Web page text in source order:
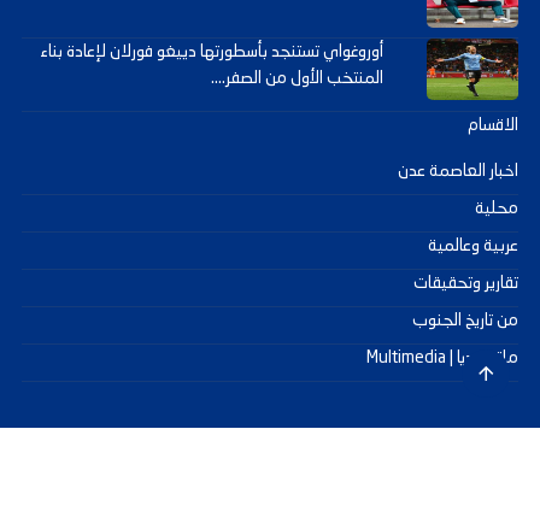
أوروغواي تستنجد بأسطورتها دييغو فورلان لإعادة بناء
المنتخب الأول من الصفر....
الاقسام
اخبار العاصمة عدن
محلية
عربية وعالمية
تقارير وتحقيقات
من تاريخ الجنوب
ملتيميديا | Multimedia